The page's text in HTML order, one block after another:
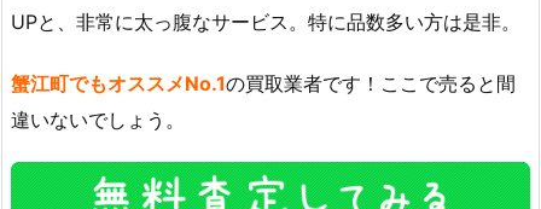
UPと、非常に太っ腹なサービス。特に品数多い方は是非。
蟹江町でもオススメNo.1の買取業者です！ここで売ると間
違いないでしょう。